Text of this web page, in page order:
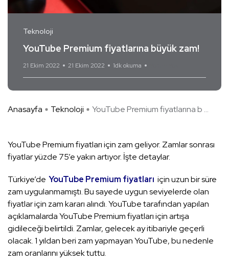
Teknoloji
YouTube Premium fiyatlarına büyük zam!
21 Ekim 2022 21 Ekim 2022 1dk okuma
Anasayfa Teknoloji YouTube Premium fiyatlarına b ...
YouTube Premium fiyatları için zam geliyor. Zamlar sonrası
fiyatlar yüzde 75’e yakın artıyor. İşte detaylar.
Türkiye’de YouTube Premium fiyatları için uzun bir süre
zam uygulanmamıştı. Bu sayede uygun seviyelerde olan
fiyatlar için zam kararı alındı. YouTube tarafından yapılan
açıklamalarda YouTube Premium fiyatları için artışa
gidileceği belirtildi. Zamlar, gelecek ay itibariyle geçerli
olacak. 1 yıldan beri zam yapmayan YouTube, bu nedenle
zam oranlarını yüksek tuttu.